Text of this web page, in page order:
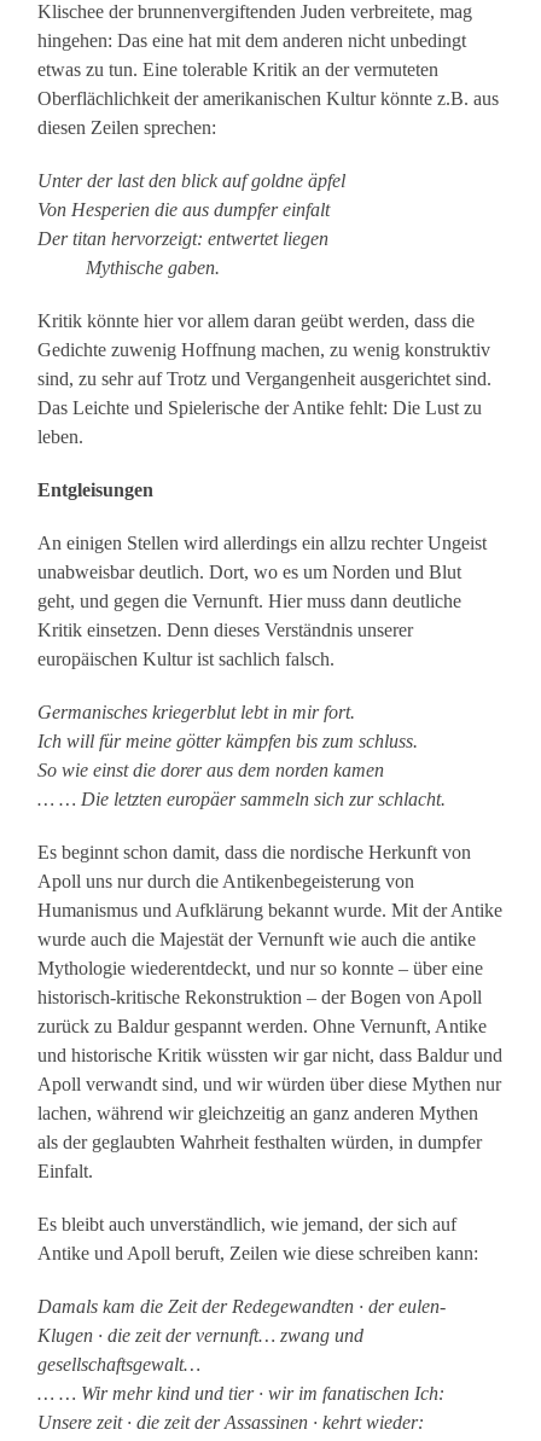
Klischee der brunnenvergiftenden Juden verbreitete, mag
hingehen: Das eine hat mit dem anderen nicht unbedingt
etwas zu tun. Eine tolerable Kritik an der vermuteten
Oberflächlichkeit der amerikanischen Kultur könnte z.B. aus
diesen Zeilen sprechen:
Unter der last den blick auf goldne äpfel
Von Hesperien die aus dumpfer einfalt
Der titan hervorzeigt: entwertet liegen
Mythische gaben.
Kritik könnte hier vor allem daran geübt werden, dass die
Gedichte zuwenig Hoffnung machen, zu wenig konstruktiv
sind, zu sehr auf Trotz und Vergangenheit ausgerichtet sind.
Das Leichte und Spielerische der Antike fehlt: Die Lust zu
leben.
Entgleisungen
An einigen Stellen wird allerdings ein allzu rechter Ungeist
unabweisbar deutlich. Dort, wo es um Norden und Blut
geht, und gegen die Vernunft. Hier muss dann deutliche
Kritik einsetzen. Denn dieses Verständnis unserer
europäischen Kultur ist sachlich falsch.
Germanisches kriegerblut lebt in mir fort.
Ich will für meine götter kämpfen bis zum schluss.
So wie einst die dorer aus dem norden kamen
… … Die letzten europäer sammeln sich zur schlacht.
Es beginnt schon damit, dass die nordische Herkunft von
Apoll uns nur durch die Antikenbegeisterung von
Humanismus und Aufklärung bekannt wurde. Mit der Antike
wurde auch die Majestät der Vernunft wie auch die antike
Mythologie wiederentdeckt, und nur so konnte – über eine
historisch-kritische Rekonstruktion – der Bogen von Apoll
zurück zu Baldur gespannt werden. Ohne Vernunft, Antike
und historische Kritik wüssten wir gar nicht, dass Baldur und
Apoll verwandt sind, und wir würden über diese Mythen nur
lachen, während wir gleichzeitig an ganz anderen Mythen
als der geglaubten Wahrheit festhalten würden, in dumpfer
Einfalt.
Es bleibt auch unverständlich, wie jemand, der sich auf
Antike und Apoll beruft, Zeilen wie diese schreiben kann:
Damals kam die Zeit der Redegewandten · der eulen-
Klugen · die zeit der vernunft… zwang und
gesellschaftsgewalt…
… … Wir mehr kind und tier · wir im fanatischen Ich:
Unsere zeit · die zeit der Assassinen · kehrt wieder: